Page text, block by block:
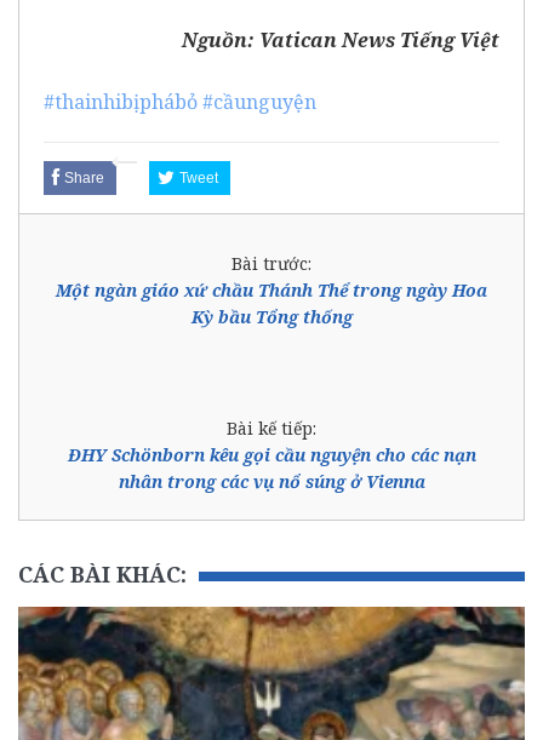
Nguồn: Vatican News Tiếng Việt
#thainhibịphábỏ#cầunguyện
Share Tweet
Bài trước:
Một ngàn giáo xứ chầu Thánh Thể trong ngày Hoa
Kỳ bầu Tổng thống
Bài kế tiếp:
ĐHY Schönborn kêu gọi cầu nguyện cho các nạn
nhân trong các vụ nổ súng ở Vienna
CÁC BÀI KHÁC: